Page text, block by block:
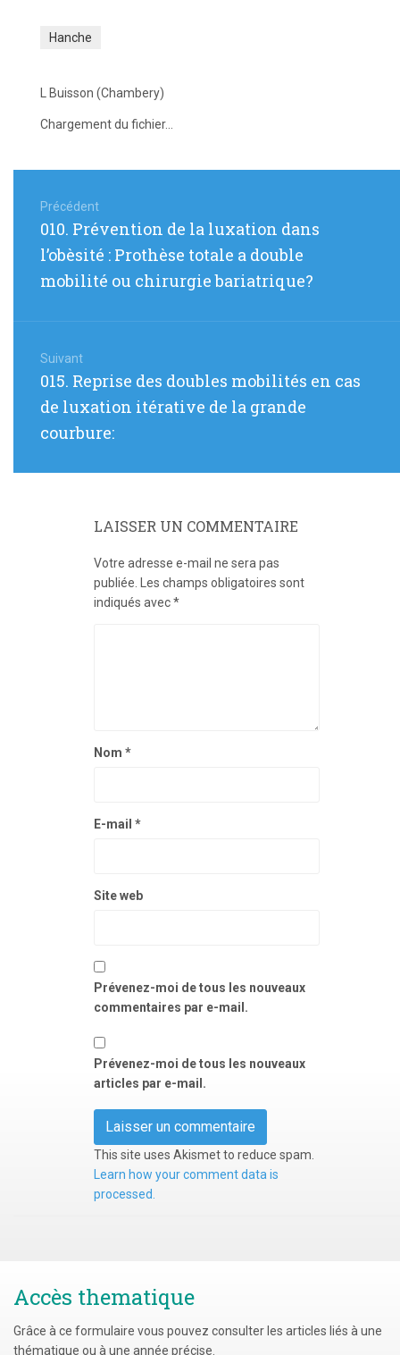
Hanche
L Buisson (Chambery)
Chargement du fichier...
de
l’article
Précédent
Article
:
010. Prévention de la luxation dans
l’obèsité : Prothèse totale a double
mobilité ou chirurgie bariatrique?
Suivant
Article
:
015. Reprise des doubles mobilités en cas
de luxation itérative de la grande
courbure:
LAISSER UN COMMENTAIRE
Votre adresse e-mail ne sera pas
publiée.
Les champs obligatoires sont
indiqués avec*
Nom *
E-mail *
Site web
Prévenez-moi de tous les nouveaux
commentaires par e-mail.
Prévenez-moi de tous les nouveaux
articles par e-mail.
This site uses Akismet to reduce spam.
Learn how your comment data is
processed.
Accès thematique
Grâce à ce formulaire vous pouvez consulter les articles liés à une
thématique ou à une année précise.